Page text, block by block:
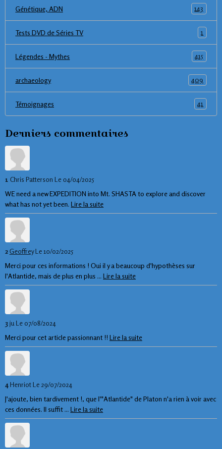
Génétique, ADN 143
Tests DVD de Séries TV 1
Légendes - Mythes 415
archaeology 409
Témoignages 41
Derniers commentaires
1 Chris Patterson Le 04/04/2025
WE need a new EXPEDITION into Mt. SHASTA to explore and discover
what has not yet been. Lire la suite
2GeoffreyLe 10/02/2025
Merci pour ces informations ! Oui il y a beaucoup d'hypothèses sur
l'Atlantide, mais de plus en plus ... Lire la suite
3ju Le 07/08/2024
Merci pour cet article passionnant !! Lire la suite
4HenriotLe 29/07/2024
J'ajoute, bien tardivement !, que l'"Atlantide" de Platon n'a rien à voir avec
ces données. Il suffit ... Lire la suite